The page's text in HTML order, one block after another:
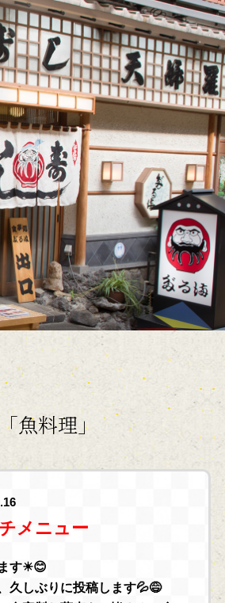
「魚料理」
メニュー
す☀😊
久しぶりに投稿します💦😅